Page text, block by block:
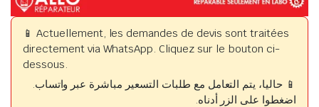
📱 Actuellement, les demandes de devis sont traitées
directement via WhatsApp. Cliquez sur le bouton ci-
dessous.
📱 حاليا، يتم التعامل مع طلبات التسعير مباشرة عبر واتساب.
اضغطوا على الزر أدناه.